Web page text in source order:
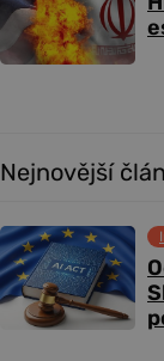
Nejnovější